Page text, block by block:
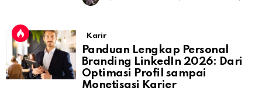
Karir
Panduan Lengkap Personal
Branding LinkedIn 2026: Dari
Optimasi Profil sampai
Monetisasi Karier